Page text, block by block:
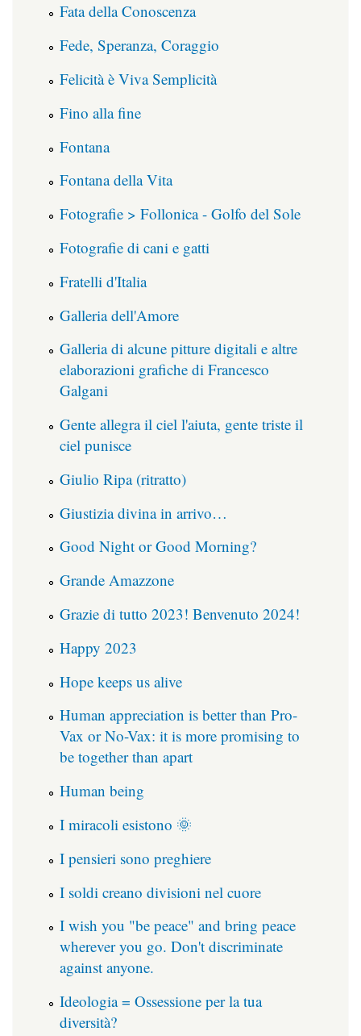
Fata della Conoscenza
Fede, Speranza, Coraggio
Felicità è Viva Semplicità
Fino alla fine
Fontana
Fontana della Vita
Fotografie > Follonica - Golfo del Sole
Fotografie di cani e gatti
Fratelli d'Italia
Galleria dell'Amore
Galleria di alcune pitture digitali e altre
elaborazioni grafiche di Francesco
Galgani
Gente allegra il ciel l'aiuta, gente triste il
ciel punisce
Giulio Ripa (ritratto)
Giustizia divina in arrivo…
Good Night or Good Morning?
Grande Amazzone
Grazie di tutto 2023! Benvenuto 2024!
Happy 2023
Hope keeps us alive
Human appreciation is better than Pro-
Vax or No-Vax: it is more promising to
be together than apart
Human being
I miracoli esistono 🌞
I pensieri sono preghiere
I soldi creano divisioni nel cuore
I wish you "be peace" and bring peace
wherever you go. Don't discriminate
against anyone.
Ideologia = Ossessione per la tua
diversità?